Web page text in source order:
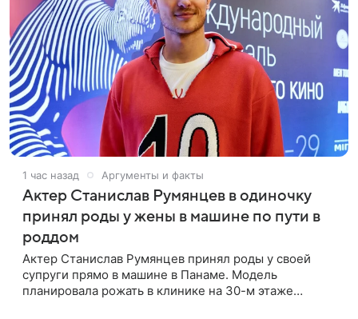
1 час назад Аргументы и факты
Актер Станислав Румянцев в одиночку
принял роды у жены в машине по пути в
роддом
Актер Станислав Румянцев принял роды у своей
супруги прямо в машине в Панаме. Модель
планировала рожать в клинике на 30-м этаже